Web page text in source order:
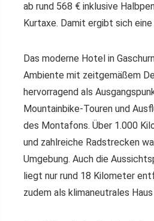
ab rund 568 € inklusive
Kurtaxe. Damit ergibt sich
Das moderne Hotel in
Ambiente mit zeitgemäßem
hervorragend als
Mountainbike-Touren und
des Montafons. Über 1.000
und zahlreiche Radstrecken
Umgebung. Auch die
liegt nur rund 18 Kilometer
zudem als klimaneutrales